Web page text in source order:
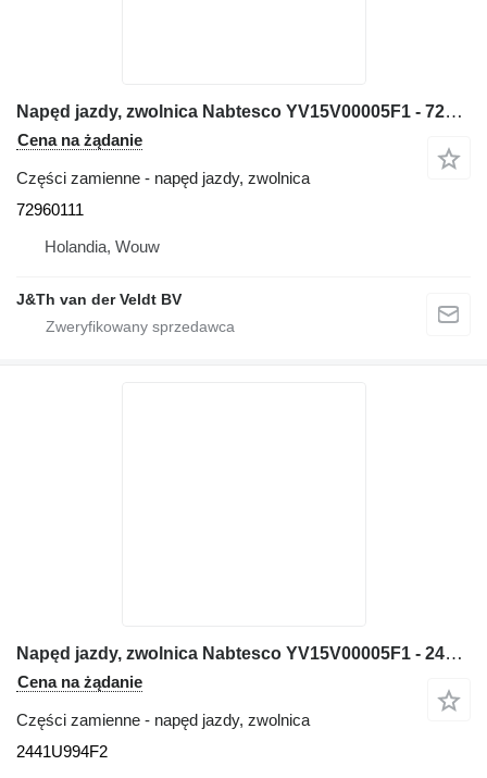
Napęd jazdy, zwolnica Nabtesco YV15V00005F1 - 72960111 do koparki Kobelco E115SR E135SR E135SRLC
Cena na żądanie
Części zamienne - napęd jazdy, zwolnica
72960111
Holandia, Wouw
J&Th van der Veldt BV
Napęd jazdy, zwolnica Nabtesco YV15V00005F1 - 2441U994F2 do koparki New Holland SK100 SK100L SK135SR SK135SRL SK115SRDZ SK135SRLC SK135SR-1E SK135SRL-1E SK115SRDZ-1E SK135SRLC-1E
Cena na żądanie
Części zamienne - napęd jazdy, zwolnica
2441U994F2